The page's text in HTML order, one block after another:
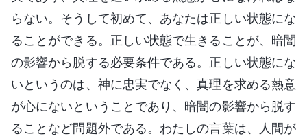
らない。そうして初めて、あなたは正しい状態にな
ることができる。正しい状態で生きることが、暗闇
の影響から脱する必要条件である。正しい状態にな
いというのは、神に忠実でなく、真理を求める熱意
が心にないということであり、暗闇の影響から脱す
ることなど問題外である。わたしの言葉は、人間が